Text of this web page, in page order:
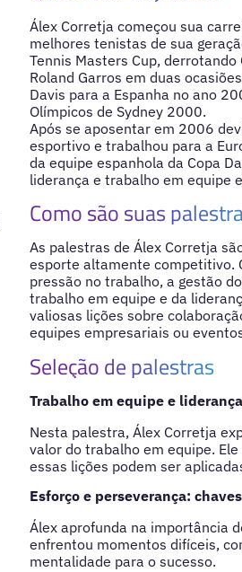
Álex Corretja começou sua
melhores tenistas de sua
Tennis Masters Cup,
Roland Garros em duas
Davis para a Espanha no ano
Olímpicos de Sydney 2000.
Após se aposentar em 2006
esportivo e trabalhou para a
da equipe espanhola da Copa
liderança e trabalho em equipe
Como são suas
As palestras de Álex Corretja
esporte altamente competitivo.
pressão no trabalho, a gestão
trabalho em equipe e da
valiosas lições sobre
equipes empresariais ou
Seleção de palestras
Trabalho em equipe e
Nesta palestra, Álex Corretja
valor do trabalho em equipe.
essas lições podem ser
Esforço e perseverança:
Álex aprofunda na importância
enfrentou momentos difíceis,
mentalidade para o sucesso.